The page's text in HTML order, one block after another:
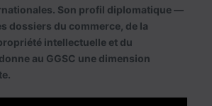
Son profil diplomatique —
dossiers du commerce, de la
intellectuelle et du
au GGSC une dimension